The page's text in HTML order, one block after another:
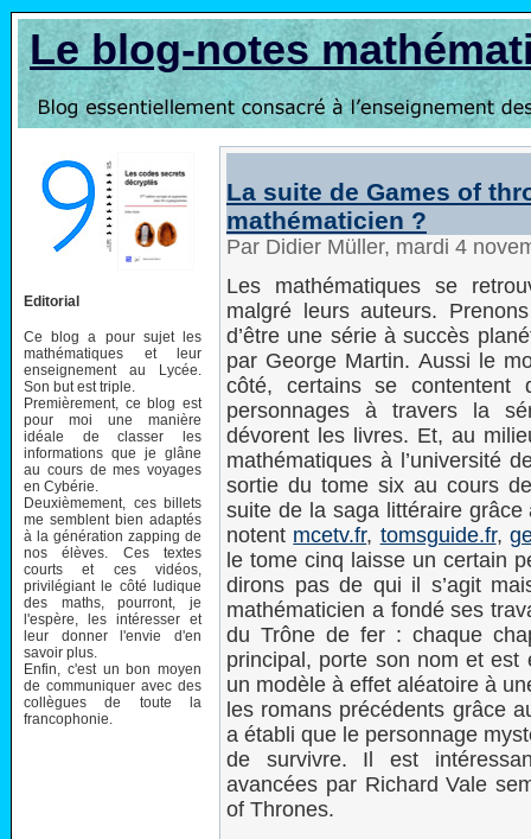
Le blog-notes
Editorial
Ce blog a pour sujet les
mathématiques et leur
enseignement au Lycée.
Son but est triple.
Premièrement, ce blog est
pour moi une manière
idéale de classer les
informations que je glâne
au cours de mes voyages
en Cybérie.
Deuxièmement, ces billets
me semblent bien adaptés
à la génération zapping de
nos élèves. Ces textes
courts et ces vidéos,
privilégiant le côté ludique
des maths, pourront, je
l'espère, les intéresser et
leur donner l'envie d'en
savoir plus.
Enfin, c'est un bon moyen
de communiquer avec des
collègues de toute la
francophonie.
La suite de Games of
mathématicien ?
Par Didier Müller, mardi 4
Les mathématiques se
malgré leurs auteurs.
d’être une série à succès
par George Martin. Aussi le
côté, certains se contentent
personnages à travers la
dévorent les livres. Et, au
mathématiques à l’université
sortie du tome six au cours
suite de la saga littéraire
notent mcetv.fr, tomsguide.fr,
le tome cinq laisse un certain
dirons pas de qui il s’agit
mathématicien a fondé ses
du Trône de fer : chaque
principal, porte son nom et
un modèle à effet aléatoire à
les romans précédents grâce
a établi que le personnage
de survivre. Il est
avancées par Richard Vale
of Thrones.